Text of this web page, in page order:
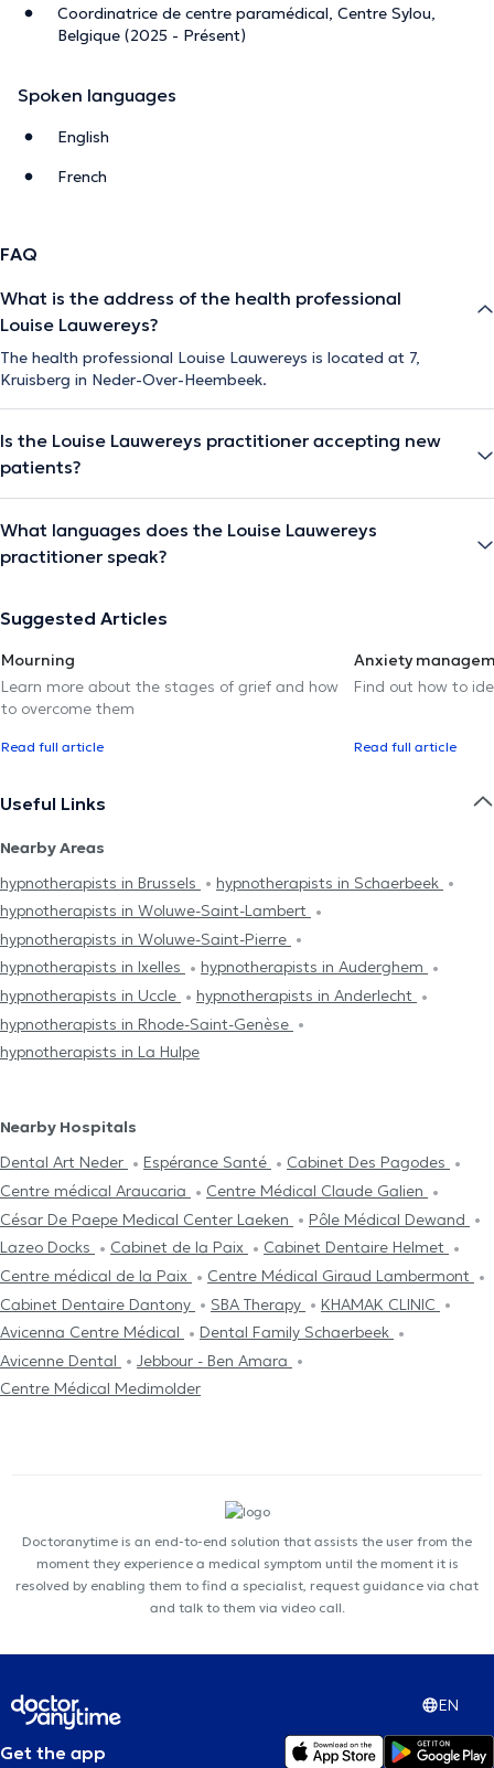
Coordinatrice de centre paramédical, Centre Sylou,
Belgique (2025 - Présent)
Spoken languages
English
French
FAQ
What is the address of the health professional
Louise Lauwereys?
The health professional Louise Lauwereys is located at 7,
Kruisberg in Neder-Over-Heembeek.
Is the Louise Lauwereys practitioner accepting new
patients?
What languages does the Louise Lauwereys
practitioner speak?
Suggested Articles
Mourning
Learn more about the stages of grief and how
to overcome them
Read full article
Anxiety
Find out how to
Read full article
Useful Links
Nearby Areas
hypnotherapists in Brussels
hypnotherapists in Schaerbeek
hypnotherapists in Woluwe-Saint-Lambert
hypnotherapists in Woluwe-Saint-Pierre
hypnotherapists in Ixelles
hypnotherapists in Auderghem
hypnotherapists in Uccle
hypnotherapists in Anderlecht
hypnotherapists in Rhode-Saint-Genèse
hypnotherapists in La Hulpe
Nearby Hospitals
Dental Art Neder
Espérance Santé
Cabinet Des Pagodes
Centre médical Araucaria
Centre Médical Claude Galien
César De Paepe Medical Center Laeken
Pôle Médical Dewand
Lazeo Docks
Cabinet de la Paix
Cabinet Dentaire Helmet
Centre médical de la Paix
Centre Médical Giraud Lambermont
Cabinet Dentaire Dantony
SBA Therapy
KHAMAK CLINIC
Avicenna Centre Médical
Dental Family Schaerbeek
Avicenne Dental
Jebbour - Ben Amara
Centre Médical Medimolder
Doctoranytime is an end-to-end solution that assists the user from the
moment they experience a medical symptom until the moment it is
resolved by enabling them to find a specialist, request guidance via chat
and talk to them via video call.
EN
Get the app